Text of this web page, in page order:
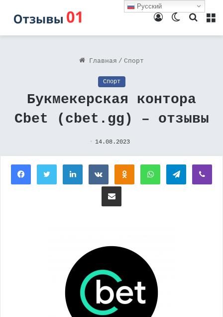
Поиск
Switch
Войти
Главная / Спорт
Спорт
Букмекерская контора
Cbet (cbet.gg) – отзывы
14.08.2023
FacebookTwitterLinkedInВконтактеОдноклассники
WhatsAppTelegram
Поделиться через электронную почту
Русский